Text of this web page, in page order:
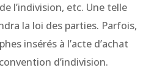
l’indivision, etc. Une telle
la loi des parties. Parfois,
insérés à l’acte d’achat
d’indivision.